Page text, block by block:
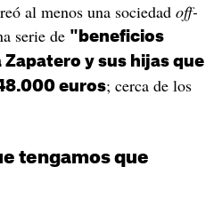
al menos una sociedad off-
serie de "beneficios
y sus hijas que
euros; cerca de los
tengamos que